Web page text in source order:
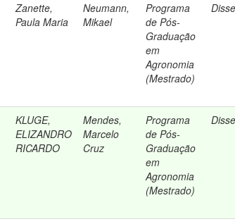
Zanette,
Paula Maria
Neumann,
Mikael
Programa
de Pós-
Graduação
em
Agronomia
(Mestrado)
KLUGE,
ELIZANDRO
RICARDO
Mendes,
Marcelo
Cruz
Programa
de Pós-
Graduação
em
Agronomia
(Mestrado)